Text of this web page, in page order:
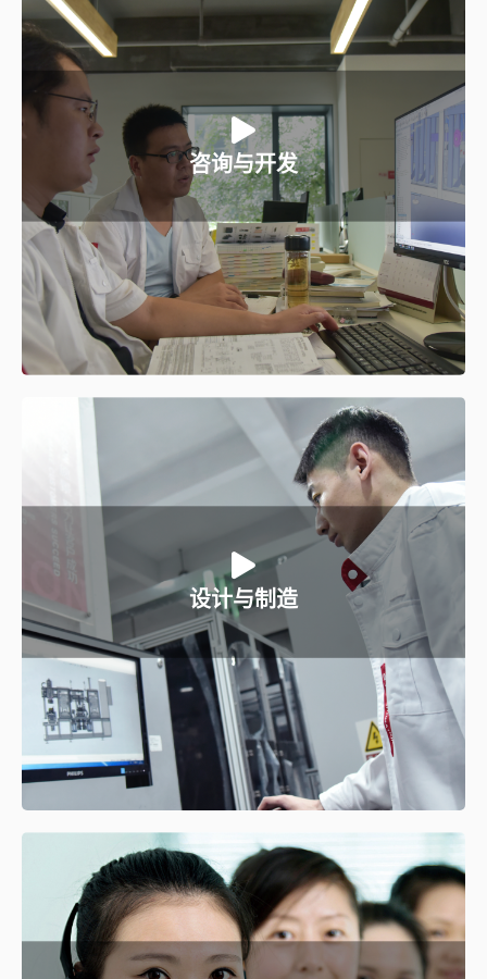
咨询与开发
巨力能为您做什么:
a、市场趋势及竞争性分析；
b、工艺技术可行性分析及验证；
c、前瞻工艺和设备开发
设计与制造
巨力能为您做什么:
a、创新性工艺设计和建设性优化；
b、精益制造及组装；
c、可视化参数设置及虚拟调试；